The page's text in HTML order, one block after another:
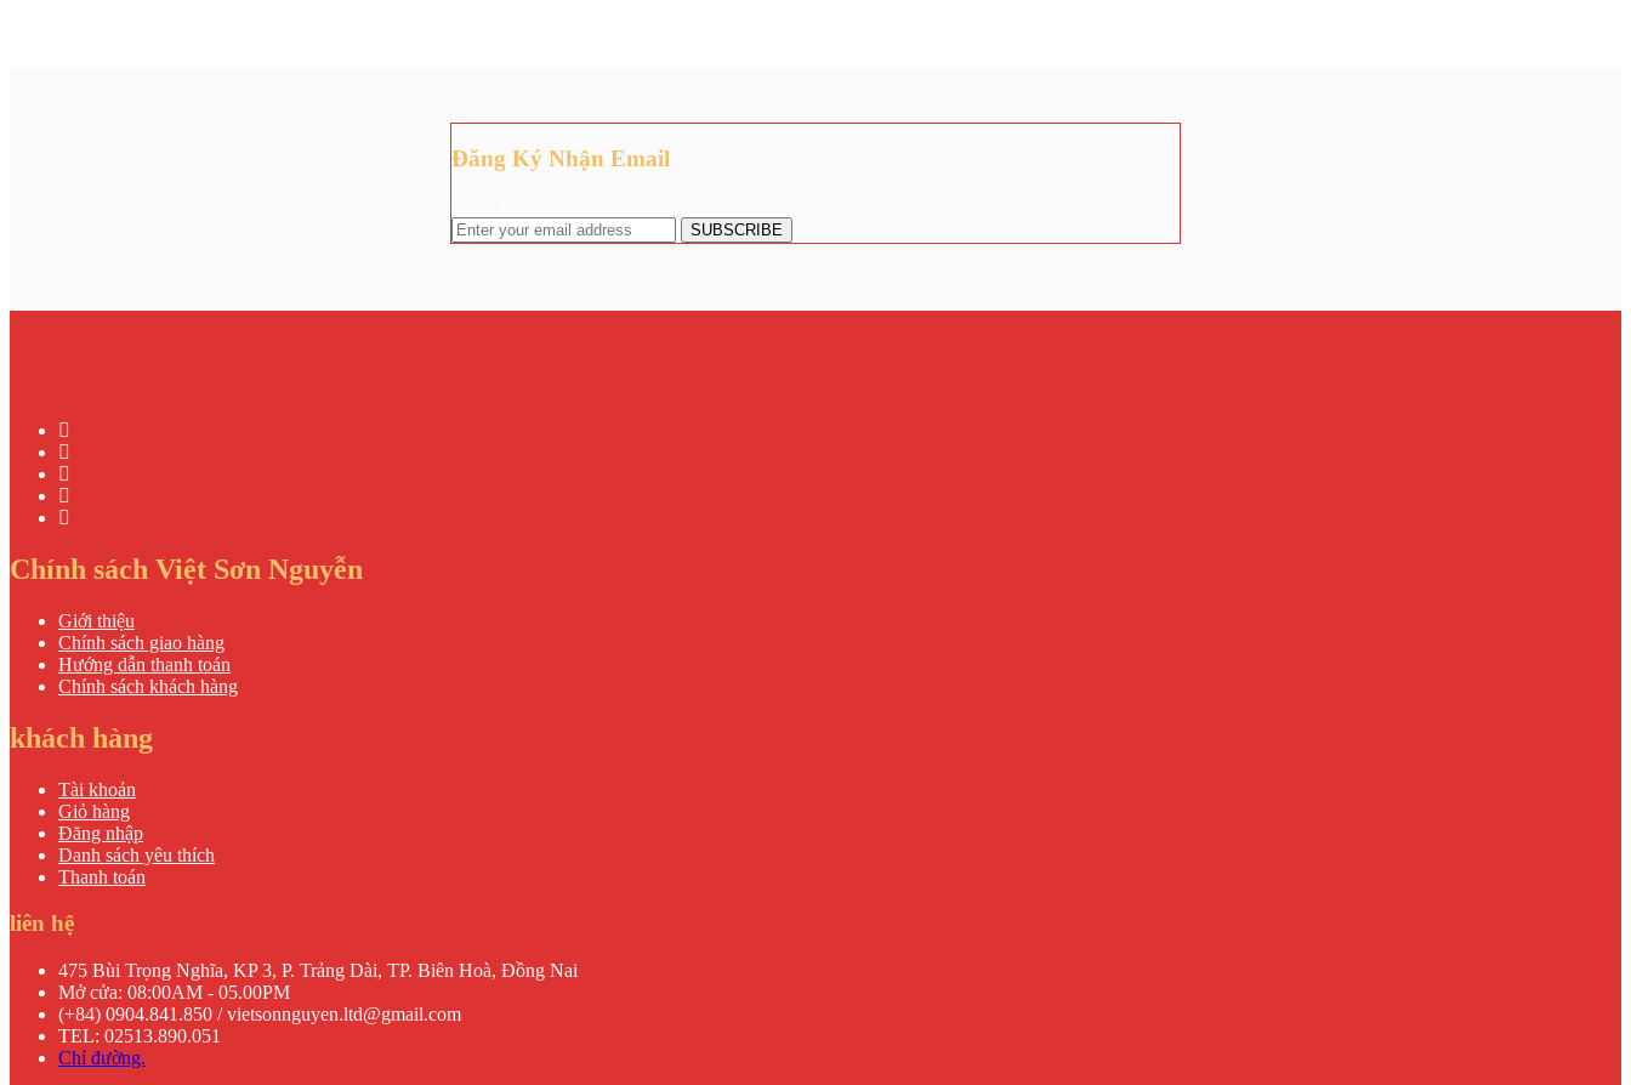
Đăng Ký Nhận Email
Chính sách Việt Sơn Nguyễn
Giới thiệu
Chính sách giao hàng
Hướng dẫn thanh toán
Chính sách khách hàng
khách hàng
Tài khoản
Giỏ hàng
Đăng nhập
Danh sách yêu thích
Thanh toán
liên hệ
475 Bùi Trọng Nghĩa, KP 3, P. Trảng Dài, TP. Biên Hoà, Đồng Nai
Mở cửa: 08:00AM - 05.00PM
(+84) 0904.841.850 / vietsonnguyen.ltd@gmail.com
TEL: 02513.890.051
Chỉ đường.